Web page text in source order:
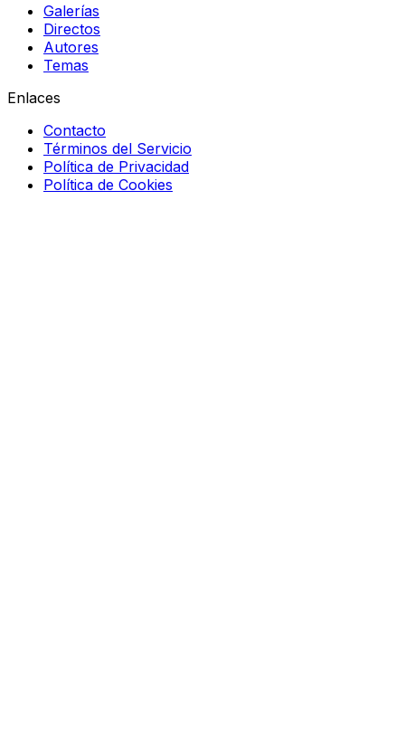
Galerías
Directos
Autores
Temas
Enlaces
Contacto
Términos del Servicio
Política de Privacidad
Política de Cookies